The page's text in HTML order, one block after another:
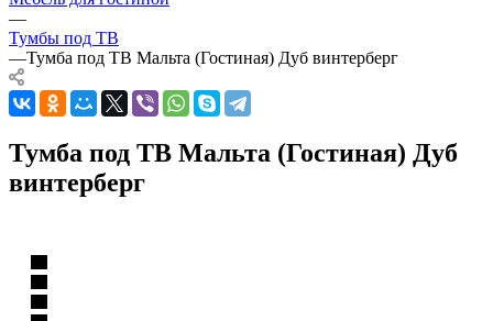
—
Тумбы под ТВ
—Тумба под ТВ Мальта (Гостиная) Дуб винтерберг
Тумба под ТВ Мальта (Гостиная) Дуб
винтерберг